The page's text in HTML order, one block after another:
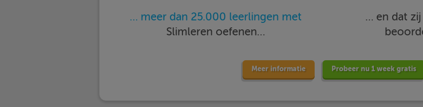
… meer dan 25.000 leerlingen met
Slimleren oefenen…
… en dat
Meer informatie Probeer nu 1 week gratis